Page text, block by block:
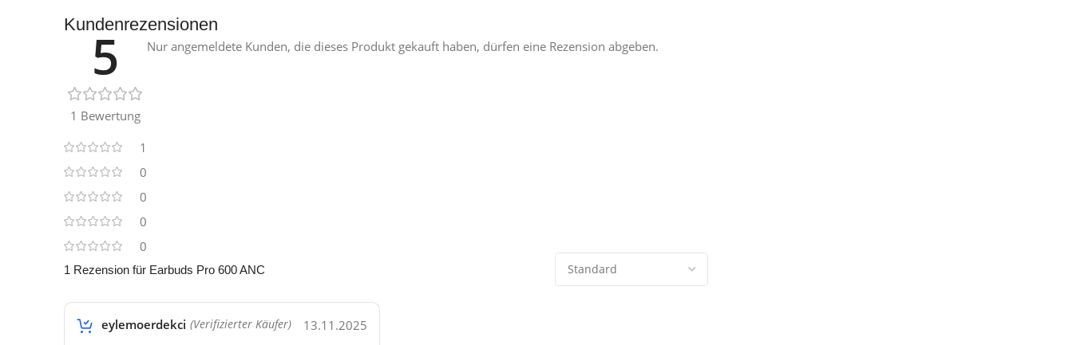
Kundenrezensionen
5
1 Bewertung
1
0
0
0
0
1 Rezension für Earbuds Pro 600 ANC
eylemoerdekci (Verifizierter Käufer) 13.11.2025
Nur angemeldete Kunden, die dieses Produkt gekauft haben, dürfen eine Rezension abgeben.